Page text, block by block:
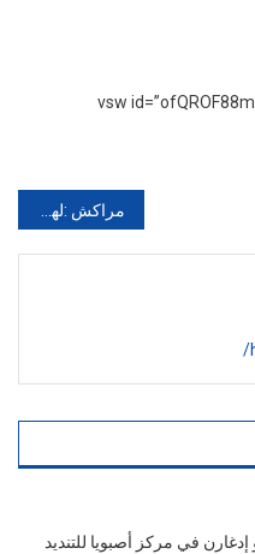
[vsw
في مركز أصبويا للتنديد